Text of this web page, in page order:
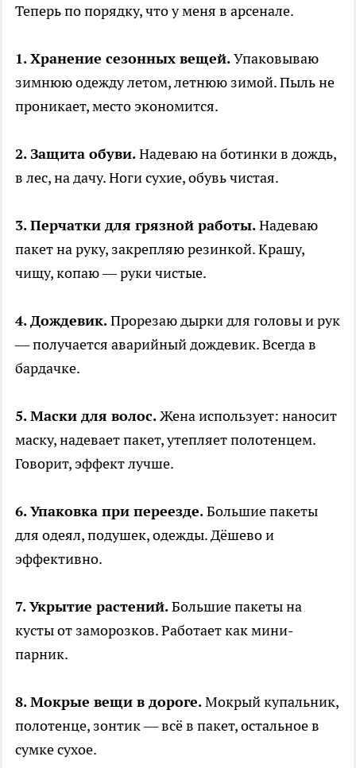
Теперь по порядку, что у меня в арсенале.
1. Хранение сезонных вещей.Упаковываю
зимнюю одежду летом, летнюю зимой. Пыль не
проникает, место экономится.
2. Защита обуви.Надеваю на ботинки в дождь,
в лес, на дачу. Ноги сухие, обувь чистая.
3. Перчатки для грязной работы.Надеваю
пакет на руку, закрепляю резинкой. Крашу,
чищу, копаю — руки чистые.
4. Дождевик.Прорезаю дырки для головы и рук
— получается аварийный дождевик. Всегда в
бардачке.
5. Маски для волос.Жена использует: наносит
маску, надевает пакет, утепляет полотенцем.
Говорит, эффект лучше.
6. Упаковка при переезде.Большие пакеты
для одеял, подушек, одежды. Дёшево и
эффективно.
7. Укрытие растений.Большие пакеты на
кусты от заморозков. Работает как мини-
парник.
8. Мокрые вещи в дороге.Мокрый купальник,
полотенце, зонтик — всё в пакет, остальное в
сумке сухое.